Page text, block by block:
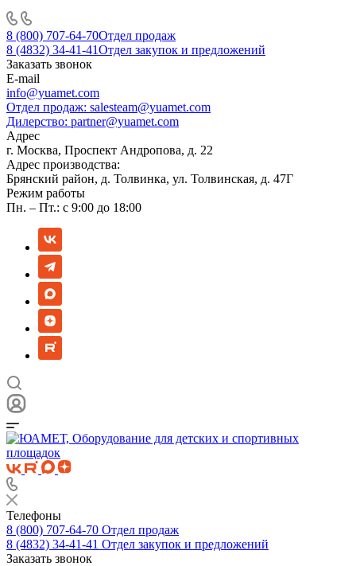
8 (800) 707-64-70Отдел продаж
8 (4832) 34-41-41Отдел закупок и предложений
Заказать звонок
E-mail
info@yuamet.com
Отдел продаж: salesteam@yuamet.com
Дилерство: partner@yuamet.com
Адрес
г. Москва, Проспект Андропова, д. 22
Адрес производства:
Брянский район, д. Толвинка, ул. Толвинская, д. 47Г
Режим работы
Пн. – Пт.: с 9:00 до 18:00
Телефоны
8 (800) 707-64-70 Отдел продаж
8 (4832) 34-41-41 Отдел закупок и предложений
Заказать звонок